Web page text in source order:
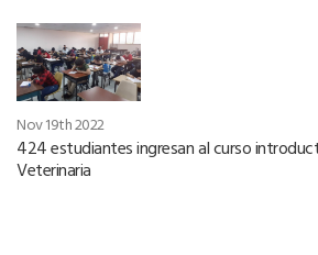
Nov 19th 2022
424 estudiantes ingresan al curso
Veterinaria